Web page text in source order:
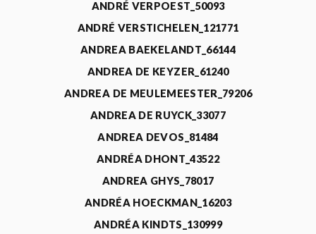
ANDRÉ VERPOEST_50093
ANDRÉ VERSTICHELEN_121771
ANDREA BAEKELANDT_66144
ANDREA DE KEYZER_61240
ANDREA DE MEULEMEESTER_79206
ANDREA DE RUYCK_33077
ANDREA DEVOS_81484
ANDRÉA DHONT_43522
ANDREA GHYS_78017
ANDRÉA HOECKMAN_16203
ANDRÉA KINDTS_130999